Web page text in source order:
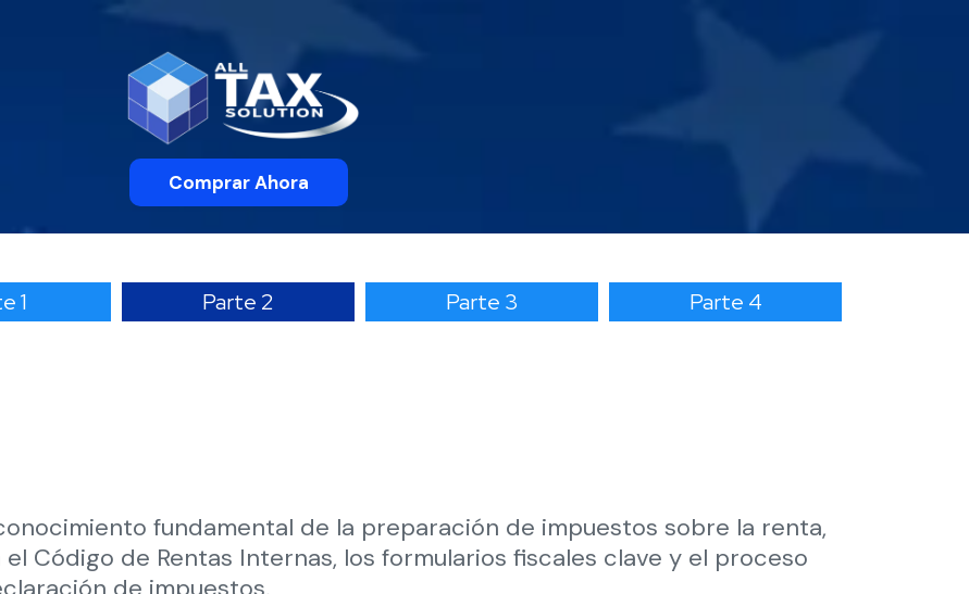
Comprar Ahora
1 Parte 2 Parte 3 Parte 4
fundamental de la preparación de impuestos sobre la renta,
Código de Rentas Internas, los formularios fiscales clave y el proceso
de impuestos.